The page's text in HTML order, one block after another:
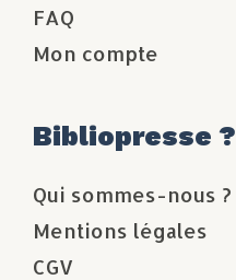
FAQ
Mon compte
Bibliopresse ?
Qui sommes-nous ?
Mentions légales
CGV